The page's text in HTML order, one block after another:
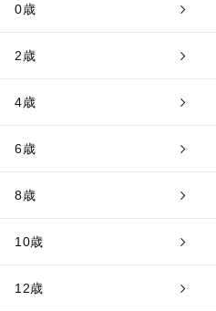
0歳
2歳
4歳
6歳
8歳
10歳
12歳